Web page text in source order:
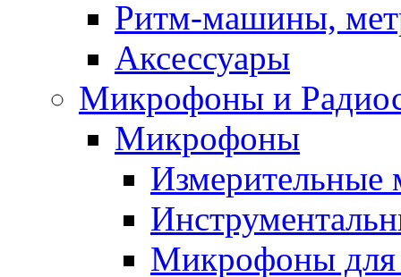
Ритм-машины,
Аксессуары
Микрофоны и
Микрофоны
Микрофоны для